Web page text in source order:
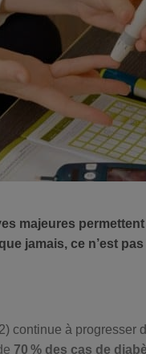
majeures
jamais, ce n’est
continue à progresser
70 % des cas de